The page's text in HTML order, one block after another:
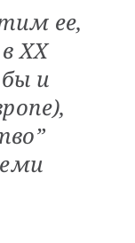
ее,
XX
и